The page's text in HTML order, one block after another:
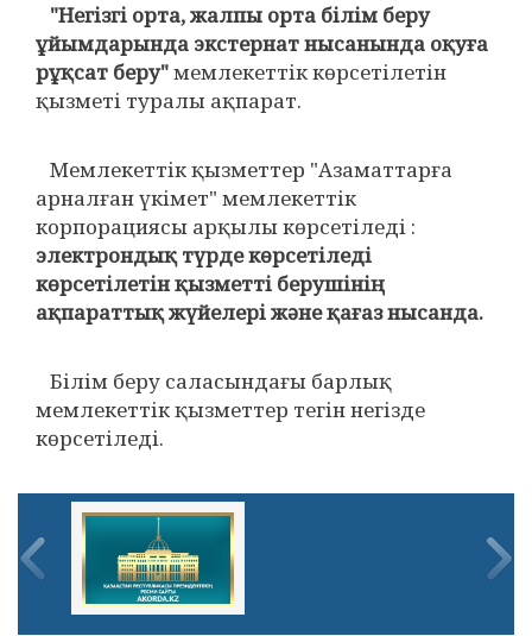
"Негізгі орта, жалпы орта білім беру
ұйымдарында экстернат нысанында оқуға
рұқсат беру"мемлекеттік көрсетілетін
қызметі туралы ақпарат.
Мемлекеттік қызметтер "Азаматтарға
арналған үкімет" мемлекеттік
корпорациясы арқылы көрсетіледі :
электрондық түрде көрсетіледі
көрсетілетін қызметті берушінің
ақпараттық жүйелері және қағаз нысанда.
Білім беру саласындағы барлық
мемлекеттік қызметтер тегін негізде
көрсетіледі.